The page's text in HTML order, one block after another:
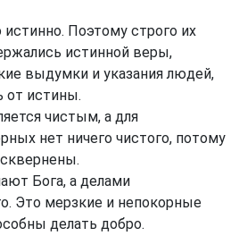
Поэтому строго их
истинной веры,
выдумки и указания людей,
от истины.
чистым, а для
нет ничего чистого, потому
Бога, а делами
Это мерзкие и непокорные
делать добро.